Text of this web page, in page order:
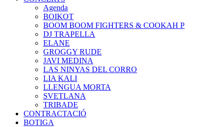
Agenda
BOIKOT
BOOM BOOM FIGHTERS & COOKAH P
DJ TRAPELLA
ELANE
GROGGY RUDE
JAVI MEDINA
LAS NINYAS DEL CORRO
LIA KALI
LLENGUA MORTA
SVETLANA
TRIBADE
CONTRACTACIÓ
BOTIGA